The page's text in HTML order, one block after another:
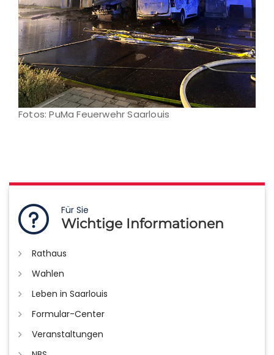
Fotos: PuMa Feuerwehr Saarlouis
Für Sie
Wichtige Informationen
Rathaus
Wahlen
Leben in Saarlouis
Formular-Center
Veranstaltungen